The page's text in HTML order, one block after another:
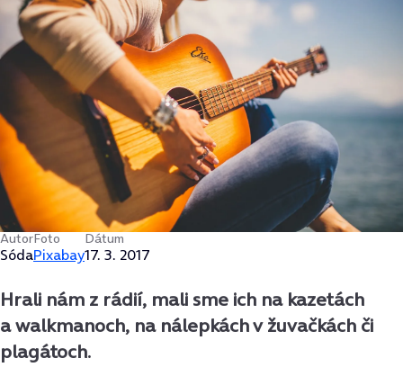
Autor
Sóda
Foto
Pixabay
Dátum
17. 3. 2017
Hrali nám z rádií, mali sme ich na kazetách
a walkmanoch, na nálepkách v žuvačkách či
plagátoch.